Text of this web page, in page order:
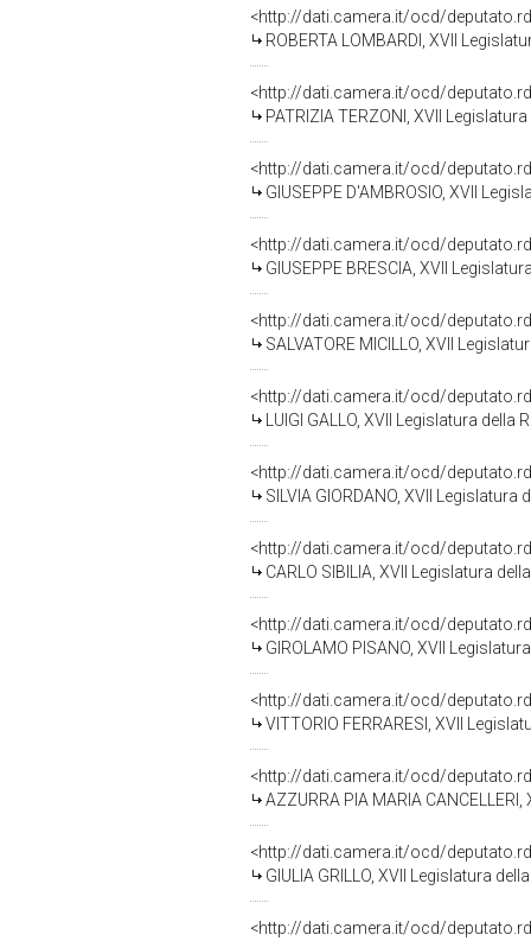
<http://dati.camera.it/ocd/
ROBERTA LOMBARDI, XVII
<http://dati.camera.it/ocd/
PATRIZIA TERZONI, XVII
<http://dati.camera.it/ocd/
GIUSEPPE D'AMBROSIO, XVII
<http://dati.camera.it/ocd/
GIUSEPPE BRESCIA, XVII
<http://dati.camera.it/ocd/
SALVATORE MICILLO, XVII
<http://dati.camera.it/ocd/
LUIGI GALLO, XVII Legislatura della
<http://dati.camera.it/ocd/
SILVIA GIORDANO, XVII Legislatura
<http://dati.camera.it/ocd/
CARLO SIBILIA, XVII Legislatura
<http://dati.camera.it/ocd/
GIROLAMO PISANO, XVII
<http://dati.camera.it/ocd/
VITTORIO FERRARESI, XVII
<http://dati.camera.it/ocd/
AZZURRA PIA MARIA
<http://dati.camera.it/ocd/
GIULIA GRILLO, XVII Legislatura
<http://dati.camera.it/ocd/